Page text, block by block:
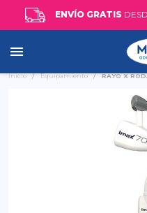
ENVÍO GRATIS

Inicio Equipamiento RAYO X